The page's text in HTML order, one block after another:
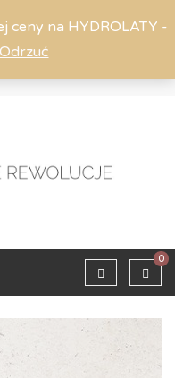
ceny na HYDROLATY -
Odrzuć
0